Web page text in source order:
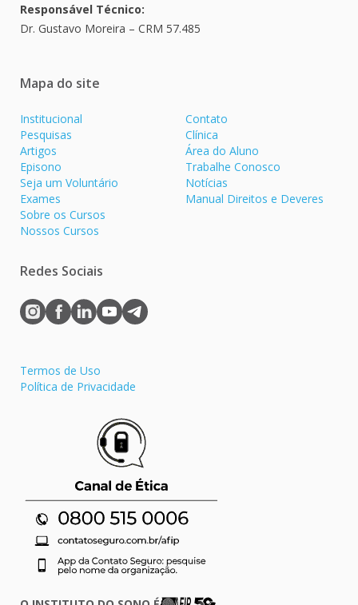
Responsável Técnico:
Dr. Gustavo Moreira – CRM 57.485
Mapa do site
Institucional
Pesquisas
Artigos
Episono
Seja um Voluntário
Exames
Sobre os Cursos
Nossos Cursos
Contato
Clínica
Área do Aluno
Trabalhe Conosco
Notícias
Manual Direitos e Deveres
Redes Sociais
Termos de Uso
Política de Privacidade